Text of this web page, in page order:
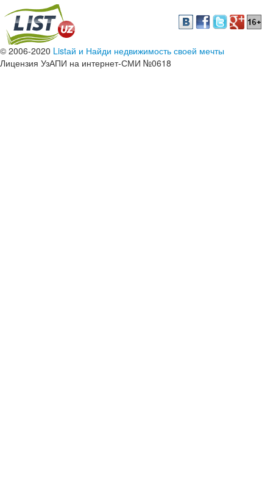
© 2006-2020 Listай и Найди недвижимость своей мечты
Лицензия УзАПИ на интернет-СМИ №0618